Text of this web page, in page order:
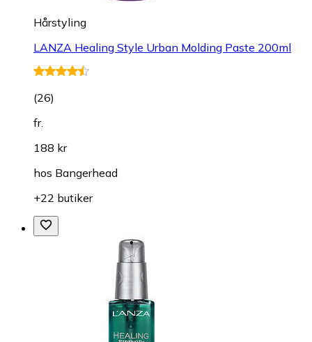
Hårstyling
LANZA Healing Style Urban Molding Paste 200ml
(26)
fr.
188 kr
hos Bangerhead
+22 butiker